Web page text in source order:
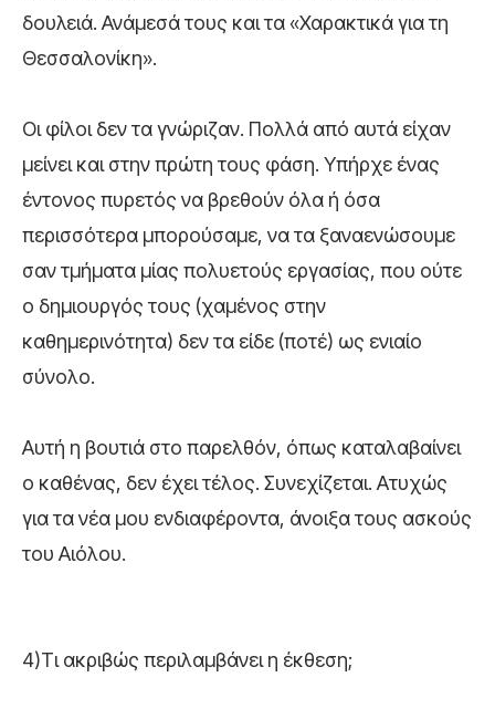
δουλειά. Ανάμεσά τους και τα «Χαρακτικά για τη
Θεσσαλονίκη».
Οι φίλοι δεν τα γνώριζαν. Πολλά από αυτά είχαν
μείνει και στην πρώτη τους φάση. Υπήρχε ένας
έντονος πυρετός να βρεθούν όλα ή όσα
περισσότερα μπορούσαμε, να τα ξαναενώσουμε
σαν τμήματα μίας πολυετούς εργασίας, που ούτε
ο δημιουργός τους (χαμένος στην
καθημερινότητα) δεν τα είδε (ποτέ) ως ενιαίο
σύνολο.
Αυτή η βουτιά στο παρελθόν, όπως καταλαβαίνει
ο καθένας, δεν έχει τέλος. Συνεχίζεται. Ατυχώς
για τα νέα μου ενδιαφέροντα, άνοιξα τους ασκούς
του Αιόλου.
4)Tι ακριβώς περιλαμβάνει η έκθεση;